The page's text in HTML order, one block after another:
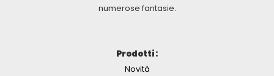
numerose fantasie.
Prodotti :
Novità